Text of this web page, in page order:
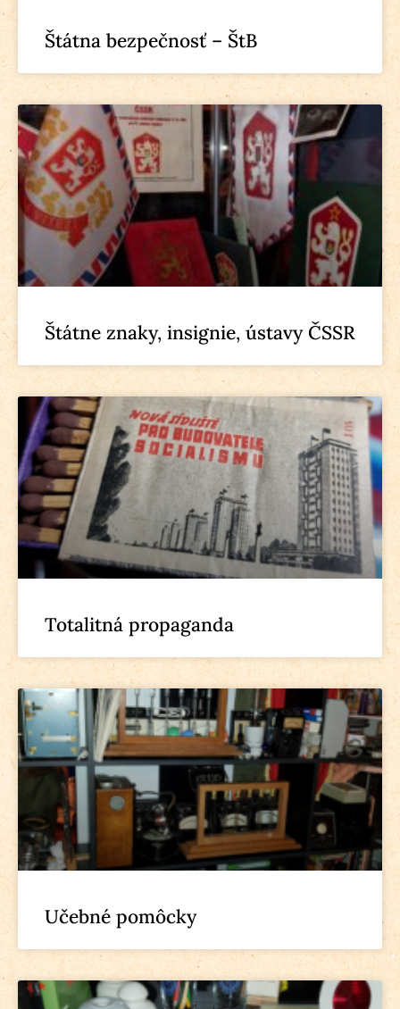
Štátna bezpečnosť – ŠtB
Štátne znaky, insignie, ústavy ČSSR
Totalitná propaganda
Učebné pomôcky